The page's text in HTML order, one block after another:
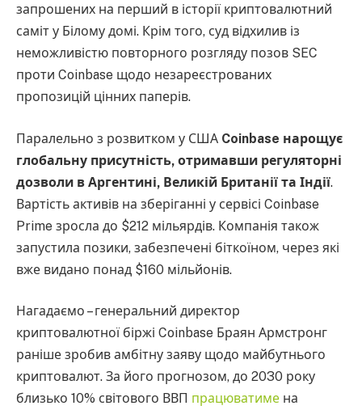
запрошених на перший в історії криптовалютний
саміт у Білому домі. Крім того, суд відхилив із
неможливістю повторного розгляду позов SEC
проти Coinbase щодо незареєстрованих
пропозицій цінних паперів.
Паралельно з розвитком у США Coinbase нарощує
глобальну присутність, отримавши регуляторні
дозволи в Аргентині, Великій Британії та Індії.
Вартість активів на зберіганні у сервісі Coinbase
Prime зросла до $212 мільярдів. Компанія також
запустила позики, забезпечені біткоїном, через які
вже видано понад $160 мільйонів.
Нагадаємо – генеральний директор
криптовалютної біржі Coinbase Браян Армстронг
раніше зробив амбітну заяву щодо майбутнього
криптовалют. За його прогнозом, до 2030 року
близько 10% світового ВВП працюватиме на